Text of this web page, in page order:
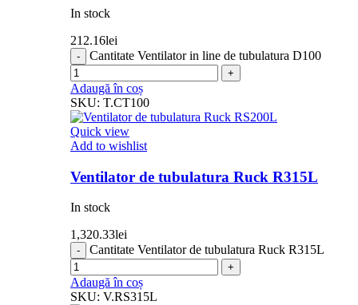
In stock
212.16lei
Cantitate Ventilator in line de tubulatura D100
Adaugă în coș
SKU: T.CT100
Quick view
Add to wishlist
Ventilator de tubulatura Ruck R315L
In stock
1,320.33lei
Cantitate Ventilator de tubulatura Ruck R315L
Adaugă în coș
SKU: V.RS315L